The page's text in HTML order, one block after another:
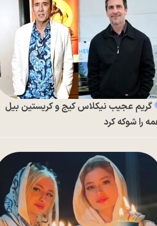
گریم عجیب نیکلاس کیج و کریستین بیل
را شوکه کرد